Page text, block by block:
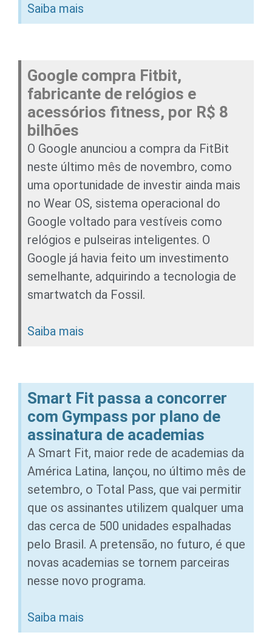
Saiba mais
Google compra Fitbit,
fabricante de relógios e
acessórios fitness, por R$ 8
bilhões
O Google anunciou a compra da FitBit
neste último mês de novembro, como
uma oportunidade de investir ainda mais
no Wear OS, sistema operacional do
Google voltado para vestíveis como
relógios e pulseiras inteligentes. O
Google já havia feito um investimento
semelhante, adquirindo a tecnologia de
smartwatch da Fossil.
Saiba mais
Smart Fit passa a concorrer
com Gympass por plano de
assinatura de academias
A Smart Fit, maior rede de academias da
América Latina, lançou, no último mês de
setembro, o Total Pass, que vai permitir
que os assinantes utilizem qualquer uma
das cerca de 500 unidades espalhadas
pelo Brasil. A pretensão, no futuro, é que
novas academias se tornem parceiras
nesse novo programa.
Saiba mais